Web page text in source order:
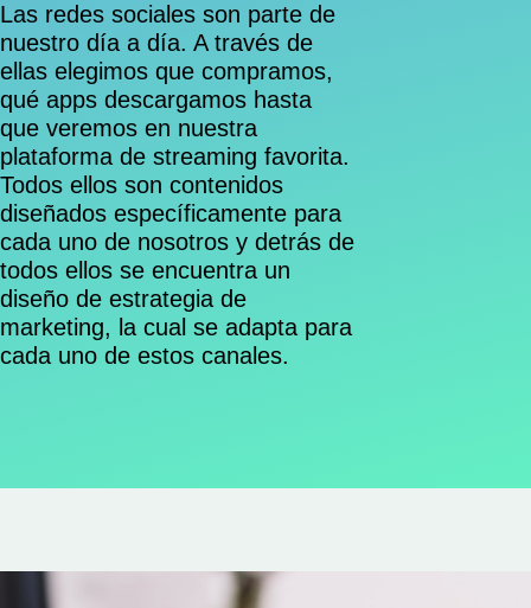
Las redes sociales son parte de
nuestro día a día. A través de
ellas elegimos que compramos,
qué apps descargamos hasta
que veremos en nuestra
plataforma de streaming favorita.
Todos ellos son contenidos
diseñados específicamente para
cada uno de nosotros y detrás de
todos ellos se encuentra un
diseño de estrategia de
marketing, la cual se adapta para
cada uno de estos canales.